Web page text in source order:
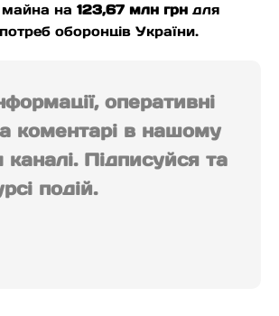
на 123,67 млн грн для
оборонців України.
оперативні
коментарі в нашому
каналі. Підписуйся та
подій.